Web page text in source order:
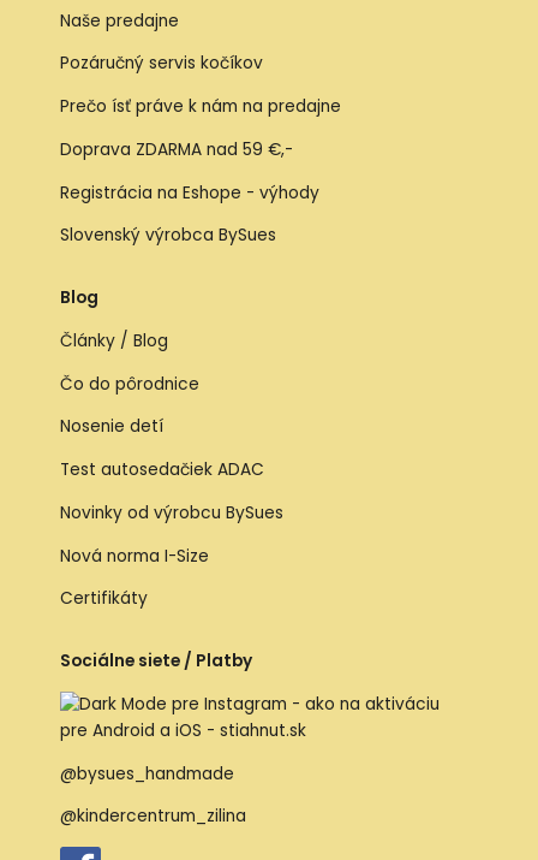
Naše predajne
Pozáručný servis kočíkov
Prečo ísť práve k nám na predajne
Doprava ZDARMA nad 59 €,-
Registrácia na Eshope - výhody
Slovenský výrobca BySues
Blog
Články / Blog
Čo do pôrodnice
Nosenie detí
Test autosedačiek ADAC
Novinky od výrobcu BySues
Nová norma I-Size
Certifikáty
Sociálne siete / Platby
@bysues_handmade
@kindercentrum_zilina